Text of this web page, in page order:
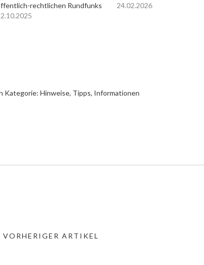
rechtlichen Rundfunks
24.02.2026
Kategorie: Hinweise, Tipps, Informationen
VORHERIGER ARTIKEL